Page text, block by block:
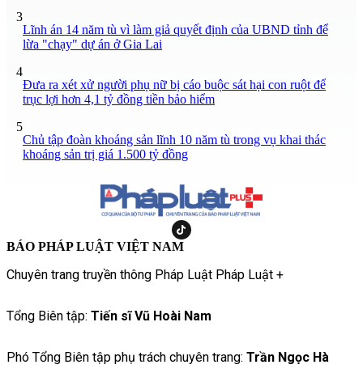
3
Lĩnh án 14 năm tù vì làm giả quyết định của UBND tỉnh để
lừa "chạy" dự án ở Gia Lai
4
Đưa ra xét xử người phụ nữ bị cáo buộc sát hại con ruột để
trục lợi hơn 4,1 tỷ đồng tiền bảo hiểm
5
Chủ tập đoàn khoáng sản lĩnh 10 năm tù trong vụ khai thác
khoáng sản trị giá 1.500 tỷ đồng
BÁO PHÁP LUẬT VIỆT NAM
Chuyên trang truyền thông Pháp Luật Pháp Luật +
Tổng Biên tập: Tiến sĩ Vũ Hoài Nam
Phó Tổng Biên tập phụ trách chuyên trang: Trần Ngọc Hà